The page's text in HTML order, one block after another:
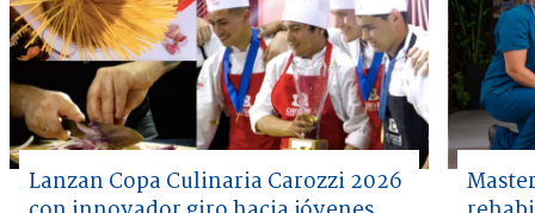
Lanzan Copa Culinaria Carozzi 2026